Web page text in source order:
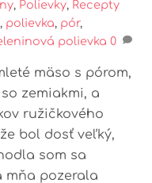
, Polievky, Recepty
, polievka, pór,
polievka 0
mäso s pórom,
zemiakmi, a
ružičkového
bol dosť veľký,
som sa
mňa pozerala